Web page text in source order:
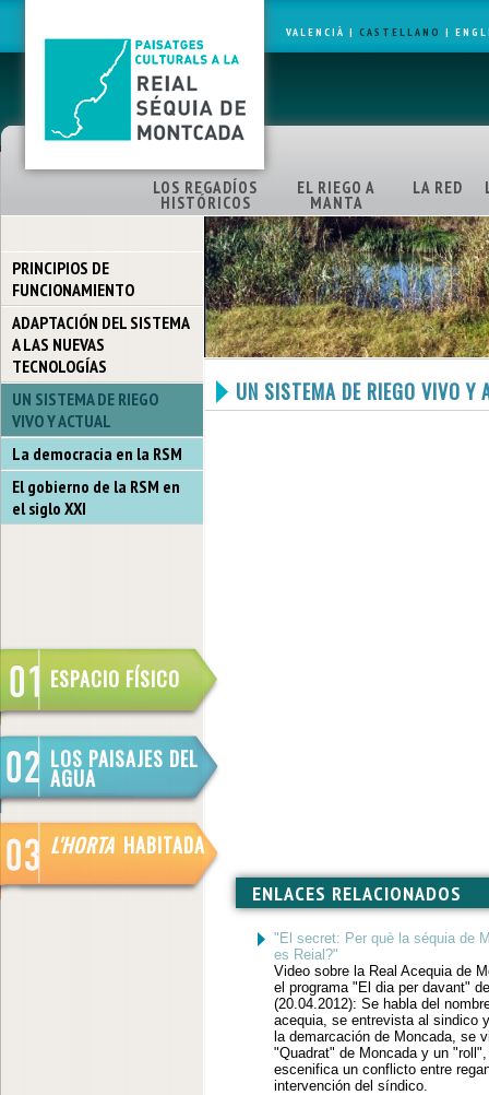
VALENCIÀ | CASTELLANO |
LOS REGADÍOS
HISTÓRICOS
EL RIEGO A
MANTA
LA RED
PRINCIPIOS DE
FUNCIONAMIENTO
ADAPTACIÓN DEL SISTEMA
A LAS NUEVAS
TECNOLOGÍAS
UN SISTEMA DE RIEGO
VIVO Y ACTUAL
La democracia en la RSM
El gobierno de la RSM en
el siglo XXI
ESPACIO FÍSICO
LOS PAISAJES DEL
AGUA
L'HORTA HABITADA
UN SISTEMA DE RIEGO VIVO Y
ENLACES RELACIONADOS
"El secret: Per què la séquia de
es Reial?"
Video sobre la Real Acequia de
el programa "El dia per davant"
(20.04.2012): Se habla del
acequia, se entrevista al sindico
la demarcación de Moncada, se
"Quadrat" de Moncada y un
escenifica un conflicto entre
intervención del síndico.